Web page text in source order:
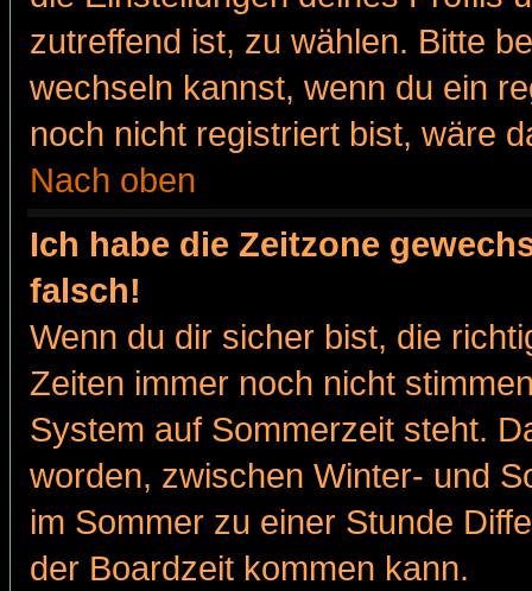
zutreffend ist, zu wählen. Bitte
wechseln kannst, wenn du ein
noch nicht registriert bist, wäre
Nach oben
Ich habe die Zeitzone
falsch!
Wenn du dir sicher bist, die
Zeiten immer noch nicht
System auf Sommerzeit steht.
worden, zwischen Winter- und
im Sommer zu einer Stunde
der Boardzeit kommen kann.